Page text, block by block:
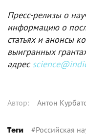
Пресс-релизы о
информацию о
статьях и анонсы
выигранных
адрес
Автор: Антон
Теги #Российская